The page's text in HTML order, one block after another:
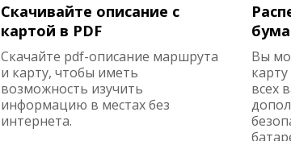
Скачивайте описание с
картой в PDF
Скачайте pdf-описание маршрута
и карту, чтобы иметь
возможность изучить
информацию в местах без
интернета.
Вы
всех